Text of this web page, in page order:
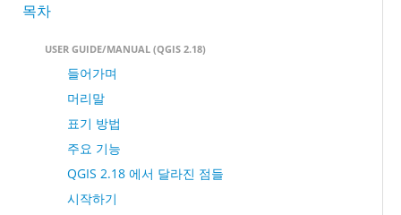
목차
USER GUIDE/MANUAL (QGIS 2.18)
들어가며
머리말
표기 방법
주요 기능
QGIS 2.18 에서 달라진 점들
시작하기